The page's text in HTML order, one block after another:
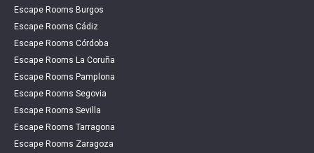
Escape Rooms Burgos
Escape Rooms Cádiz
Escape Rooms Córdoba
Escape Rooms La Coruña
Escape Rooms Pamplona
Escape Rooms Segovia
Escape Rooms Sevilla
Escape Rooms Tarragona
Escape Rooms Zaragoza